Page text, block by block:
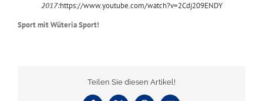
2017:https://www.youtube.com/watch?v=2Cdj209ENDY
Sport mit Wüteria Sport!
Teilen Sie diesen Artikel!